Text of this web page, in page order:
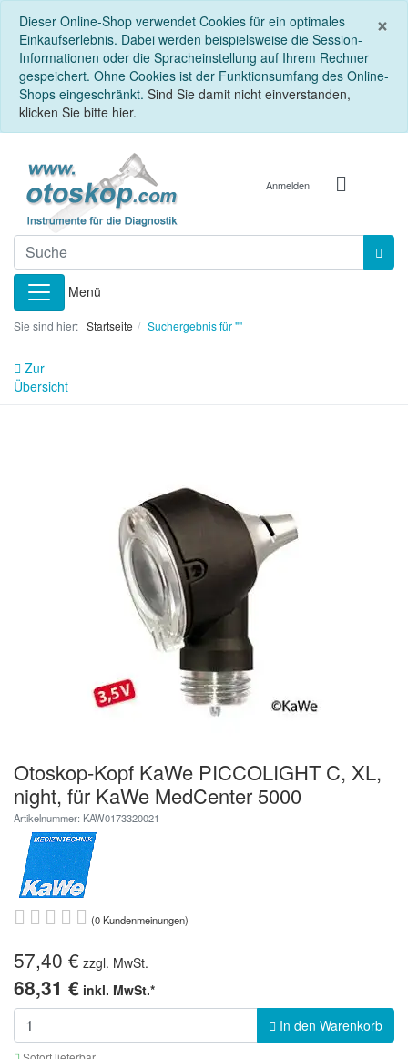
×
Dieser Online-Shop verwendet Cookies für ein optimales
Einkaufserlebnis. Dabei werden beispielsweise die Session-
Informationen oder die Spracheinstellung auf Ihrem Rechner
gespeichert. Ohne Cookies ist der Funktionsumfang des Online-
Shops eingeschränkt. Sind Sie damit nicht einverstanden,
klicken Sie bitte hier.
Anmelden
Menü
Sie sind hier: Startseite Suchergebnis für ""
Zur
Übersicht
Otoskop-Kopf KaWe PICCOLIGHT C, XL,
night, für KaWe MedCenter 5000
Artikelnummer: KAW0173320021
(0 Kundenmeinungen)
57,40 € zzgl. MwSt.
68,31 € inkl. MwSt.*
In den Warenkorb